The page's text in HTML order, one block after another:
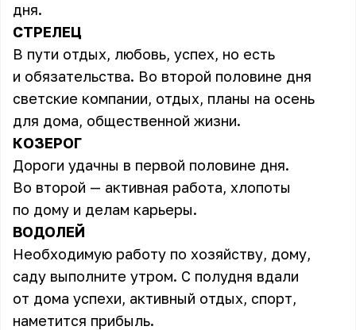
дня.
СТРЕЛЕЦ
В пути отдых, любовь, успех, но есть
и обязательства. Во второй половине дня
светские компании, отдых, планы на осень
для дома, общественной жизни.
КОЗЕРОГ
Дороги удачны в первой половине дня.
Во второй — активная работа, хлопоты
по дому и делам карьеры.
ВОДОЛЕЙ
Необходимую работу по хозяйству, дому,
саду выполните утром. С полудня вдали
от дома успехи, активный отдых, спорт,
наметится прибыль.